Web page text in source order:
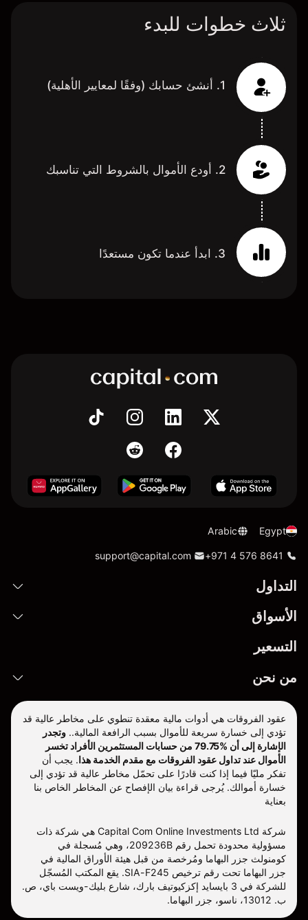
ثلاث خطوات للبدء
1. أنشئ حسابك (وفقًا لمعايير الأهلية)
2. أودع الأموال بالشروط التي تناسبك
3. ابدأ عندما تكون مستعدًا
Egypt
Arabic
+971 4 576 8641
support@capital.com
التداول
الأسواق
التسعير
من نحن
عقود الفروقات هي أدوات مالية معقدة تنطوي على مخاطر عالية قد
تؤدي إلى خسارة سريعة للأموال بسبب الرافعة المالية.. وتجدر
الإشارة إلى أن %79.75 من حسابات المستثمرين الأفراد تخسر
الأموال عند تداول عقود الفروقات مع مقدم الخدمة هذا. يجب أن
تفكر مليّا فيما إذا كنت قادرًا على تحمّل مخاطر عالية قد تؤدي إلى
خسارة أموالك. يُرجى قراءة بيان الإفصاح عن المخاطر الخاص بنا
بعناية
شركة Capital Com Online Investments Ltd هي شركة ذات
مسؤولية محدودة تحمل رقم 209236B، وهي مُسجلة في
كومنولث جزر البهاما ومُرخصة من قبل هيئة الأوراق المالية في
جزر البهاما تحت رقم ترخيص SIA-F245. يقع المكتب المُسجّل
للشركة في 3 بايسايد إكزكيوتيف بارك، شارع بليك-ويست باي، ص.
ب. 13012، ناسو، جزر البهاما.